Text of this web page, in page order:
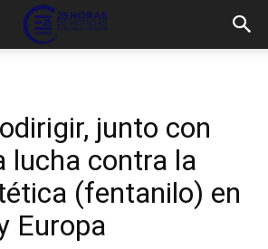
junto con
lucha contra la
(fentanilo) en
Europa